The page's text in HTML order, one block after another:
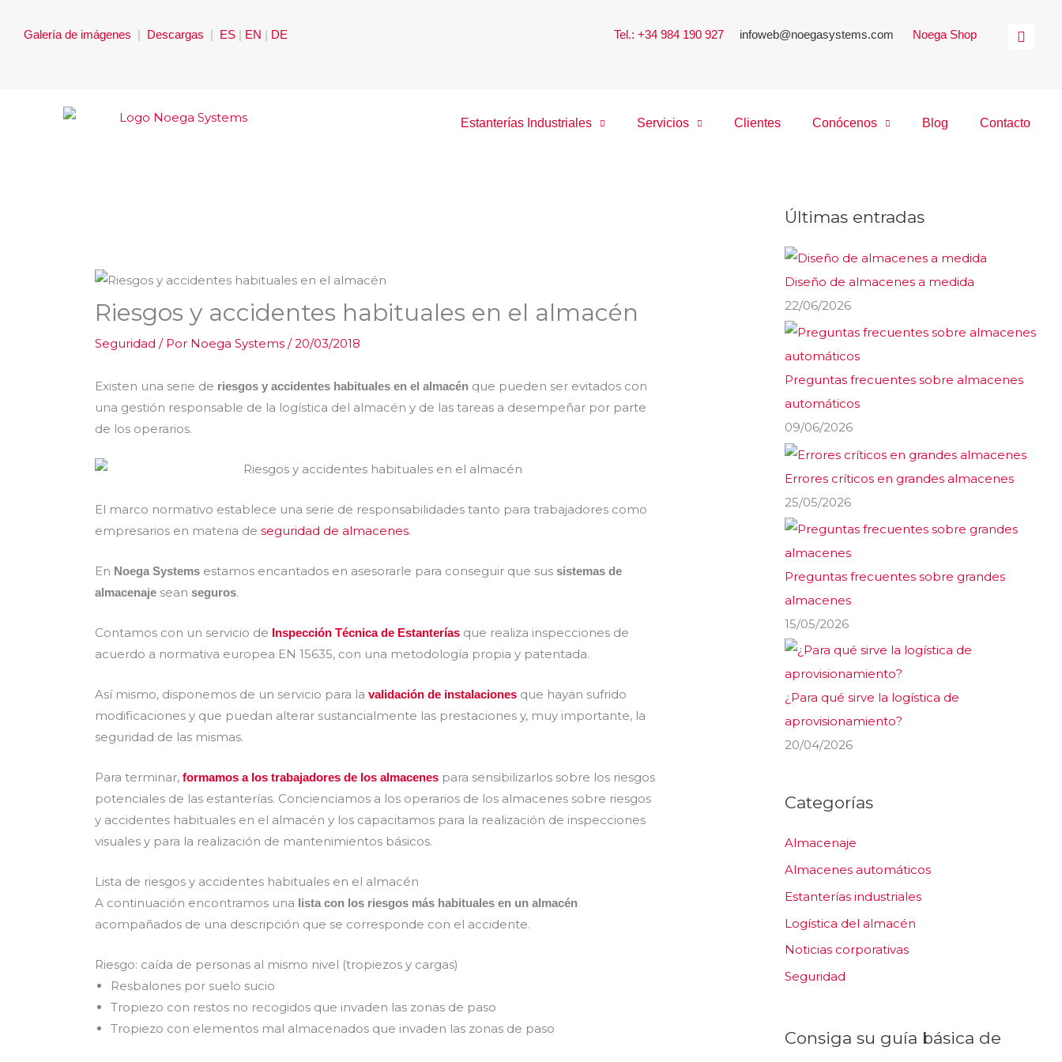
Galería de imágenes | Descargas | ES | EN | DE Tel.: +34 984 190 927 infoweb@noegasystems.com Noega Shop
Estanterías Industriales Servicios Clientes Conócenos Blog Contacto
Riesgos y accidentes habituales en el almacén
Seguridad / Por Noega Systems/20/03/2018
Existen una serie de riesgos y accidentes habituales en el almacén que pueden ser evitados con
una gestión responsable de la logística del almacén y de las tareas a desempeñar por parte
de los operarios.
El marco normativo establece una serie de responsabilidades tanto para trabajadores como
empresarios en materia deseguridad de almacenes.
En Noega Systems estamos encantados en asesorarle para conseguir que sussistemas de
almacenaje seanseguros.
Contamos con un servicio de Inspección Técnica de Estanterías que realiza inspecciones de
acuerdo a normativa europea EN 15635, con una metodología propia y patentada.
Así mismo, disponemos de un servicio para lavalidación de instalaciones que hayan sufrido
modificaciones y que puedan alterar sustancialmente las prestaciones y, muy importante, la
seguridad de las mismas.
Para terminar,formamos a los trabajadores de los almacenes para sensibilizarlos sobre los riesgos
potenciales de las estanterías. Concienciamos a los operarios de los almacenes sobre riesgos
y accidentes habituales en el almacén y los capacitamos para la realización de inspecciones
visuales y para la realización de mantenimientos básicos.
Lista de riesgos y accidentes habituales en el almacén
A continuación encontramos una lista con los riesgos más habituales en un almacén
acompañados de una descripción que se corresponde con el accidente.
Riesgo: caída de personas al mismo nivel (tropiezos y cargas)
Resbalones por suelo sucio
Tropiezo con restos no recogidos que invaden las zonas de paso
Tropiezo con elementos mal almacenados que invaden las zonas de paso
Últimas entradas
Diseño de almacenes a medida
22/06/2026
Preguntas frecuentes sobre almacenes
automáticos
09/06/2026
Errores críticos en grandes almacenes
25/05/2026
Preguntas frecuentes sobre grandes
almacenes
15/05/2026
¿Para qué sirve la logística de
aprovisionamiento?
20/04/2026
Categorías
Almacenaje
Almacenes automáticos
Estanterías industriales
Logística del almacén
Noticias corporativas
Seguridad
Consiga su guía básica de